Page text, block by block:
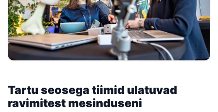
Tartu seosega tiimid ulatuvad
ravimitest mesinduseni